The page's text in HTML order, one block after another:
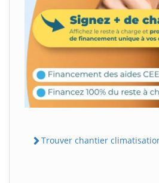
Trouver chantier climatisation